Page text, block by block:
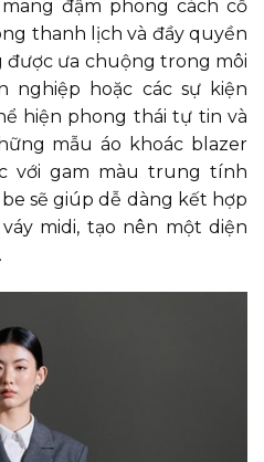
đậm phong cách cổ
thanh lịch và đầy quyền
được ưa chuộng trong môi
nghiệp hoặc các sự kiện
hiện phong thái tự tin và
mẫu áo khoác blazer
với gam màu trung tính
sẽ giúp dễ dàng kết hợp
midi, tạo nên một diện